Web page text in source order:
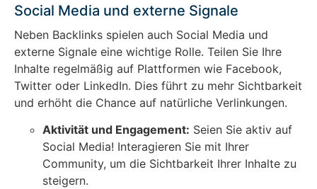
Social Media und externe Signale
Neben Backlinks spielen auch Social Media und
externe Signale eine wichtige Rolle. Teilen Sie Ihre
Inhalte regelmäßig auf Plattformen wie Facebook,
Twitter oder LinkedIn. Dies führt zu mehr Sichtbarkeit
und erhöht die Chance auf natürliche Verlinkungen.
Aktivität und Engagement: Seien Sie aktiv auf
Social Media! Interagieren Sie mit Ihrer
Community, um die Sichtbarkeit Ihrer Inhalte zu
steigern.